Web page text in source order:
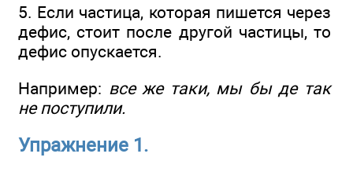
5. Если частица, которая пишется через
дефис, стоит после другой частицы, то
дефис опускается.
Например: все же таки, мы бы де так
не поступили.
Упражнение 1.